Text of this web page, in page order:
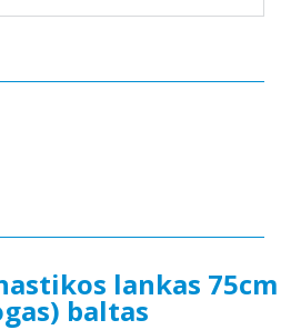
lankas 75cm
baltas